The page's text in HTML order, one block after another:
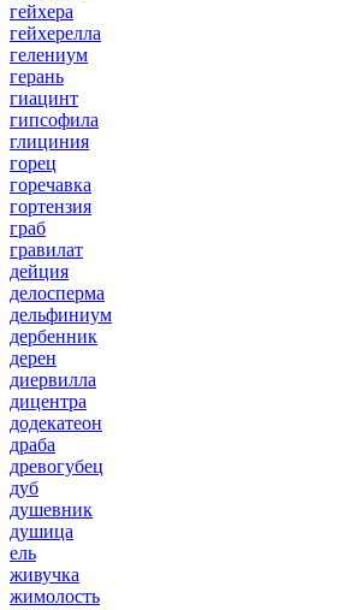
гейхера
гейхерелла
гелениум
герань
гиацинт
гипсофила
глициния
горец
горечавка
гортензия
граб
гравилат
дейция
делосперма
дельфиниум
дербенник
дерен
диервилла
дицентра
додекатеон
драба
древогубец
дуб
душевник
душица
ель
живучка
жимолость